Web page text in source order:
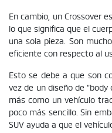
En cambio, un Crossover
lo que significa que el
una sola pieza. Son
eficiente con respecto al
Esto se debe a que son
vez de un diseño de
más como un vehículo
poco más sencillo. Sin
SUV ayuda a que el